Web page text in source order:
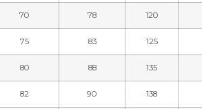
70 78 120
75 83 125
80 88 135
82 90 138